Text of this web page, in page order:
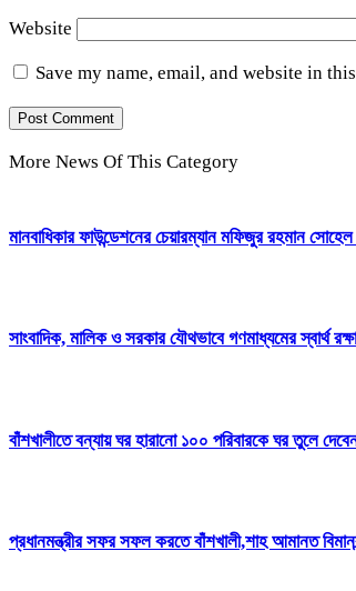
Website
Save my name, email, and website in
More News Of This Category
মানবাধিকার ফাউন্ডেশনের চেয়ারম্যান মফিজুর রহমান
সাংবাদিক, মালিক ও সরকার যৌথভাবে গণমাধ্যমের স্বার্থ
বাঁশখালীতে বন্যায় ঘর হারানো ১০০ পরিবারকে ঘর তুলে
প্রধানমন্ত্রীর সফর সফল করতে বাঁশখালী,শাহ আমানত